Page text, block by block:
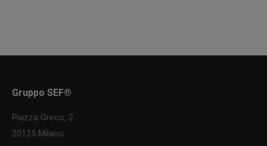
Gruppo SEF®
Piazza Greco, 2
20125 Milano